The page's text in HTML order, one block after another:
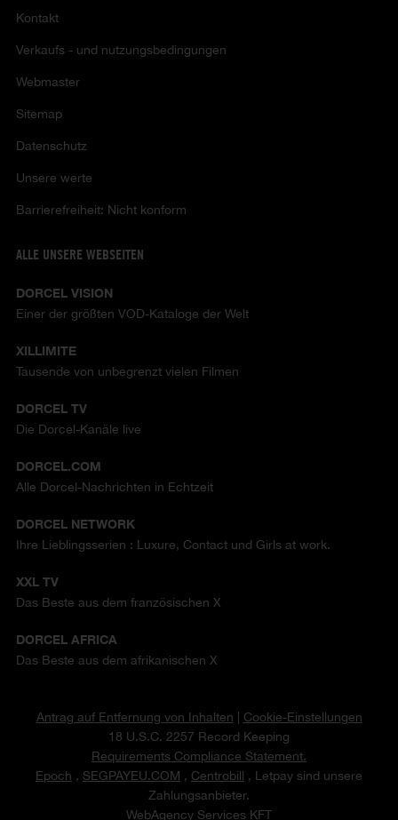
Kontakt
Verkaufs - und nutzungsbedingungen
Webmaster
Sitemap
Datenschutz
Unsere werte
Barrierefreiheit: Nicht konform
ALLE UNSERE WEBSEITEN
DORCEL VISION
Einer der größten VOD-Kataloge der Welt
XILLIMITE
Tausende von unbegrenzt vielen Filmen
DORCEL TV
Die Dorcel-Kanäle live
DORCEL.COM
Alle Dorcel-Nachrichten in Echtzeit
DORCEL NETWORK
Ihre Lieblingsserien : Luxure, Contact und Girls at work.
XXL TV
Das Beste aus dem französischen X
DORCEL AFRICA
Das Beste aus dem afrikanischen X
Antrag auf Entfernung von Inhalten | Cookie-Einstellungen
18 U.S.C. 2257 Record Keeping
Requirements Compliance Statement.
Epoch , SEGPAYEU.COM , Centrobill , Letpay sind unsere
Zahlungsanbieter.
WebAgency Services KFT